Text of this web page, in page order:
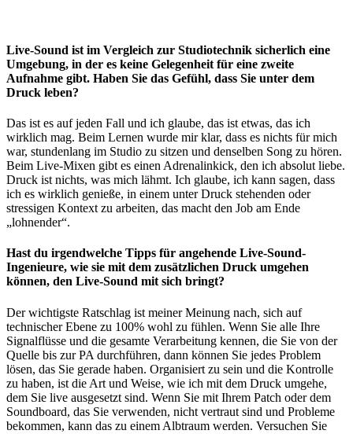
Live-Sound ist im Vergleich zur Studiotechnik sicherlich eine
Umgebung, in der es keine Gelegenheit für eine zweite
Aufnahme gibt. Haben Sie das Gefühl, dass Sie unter dem
Druck leben?
Das ist es auf jeden Fall und ich glaube, das ist etwas, das ich
wirklich mag. Beim Lernen wurde mir klar, dass es nichts für mich
war, stundenlang im Studio zu sitzen und denselben Song zu hören.
Beim Live-Mixen gibt es einen Adrenalinkick, den ich absolut liebe.
Druck ist nichts, was mich lähmt. Ich glaube, ich kann sagen, dass
ich es wirklich genieße, in einem unter Druck stehenden oder
stressigen Kontext zu arbeiten, das macht den Job am Ende
„lohnender“.
Hast du irgendwelche Tipps für angehende Live-Sound-
Ingenieure, wie sie mit dem zusätzlichen Druck umgehen
können, den Live-Sound mit sich bringt?
Der wichtigste Ratschlag ist meiner Meinung nach, sich auf
technischer Ebene zu 100% wohl zu fühlen. Wenn Sie alle Ihre
Signalflüsse und die gesamte Verarbeitung kennen, die Sie von der
Quelle bis zur PA durchführen, dann können Sie jedes Problem
lösen, das Sie gerade haben. Organisiert zu sein und die Kontrolle
zu haben, ist die Art und Weise, wie ich mit dem Druck umgehe,
dem Sie live ausgesetzt sind. Wenn Sie mit Ihrem Patch oder dem
Soundboard, das Sie verwenden, nicht vertraut sind und Probleme
bekommen, kann das zu einem Albtraum werden. Versuchen Sie